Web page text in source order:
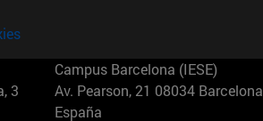
3
Campus Barcelona (IESE)
Av. Pearson, 21 08034 Barcelona
España